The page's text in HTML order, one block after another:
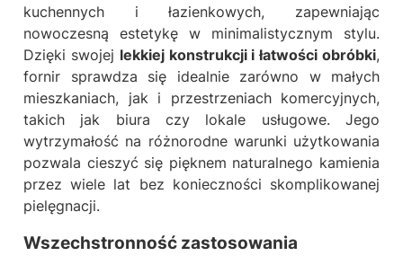
kuchennych i łazienkowych, zapewniając
nowoczesną estetykę w minimalistycznym stylu.
Dzięki swojej lekkiej konstrukcji i łatwości obróbki,
fornir sprawdza się idealnie zarówno w małych
mieszkaniach, jak i przestrzeniach komercyjnych,
takich jak biura czy lokale usługowe. Jego
wytrzymałość na różnorodne warunki użytkowania
pozwala cieszyć się pięknem naturalnego kamienia
przez wiele lat bez konieczności skomplikowanej
pielęgnacji.
Wszechstronność zastosowania